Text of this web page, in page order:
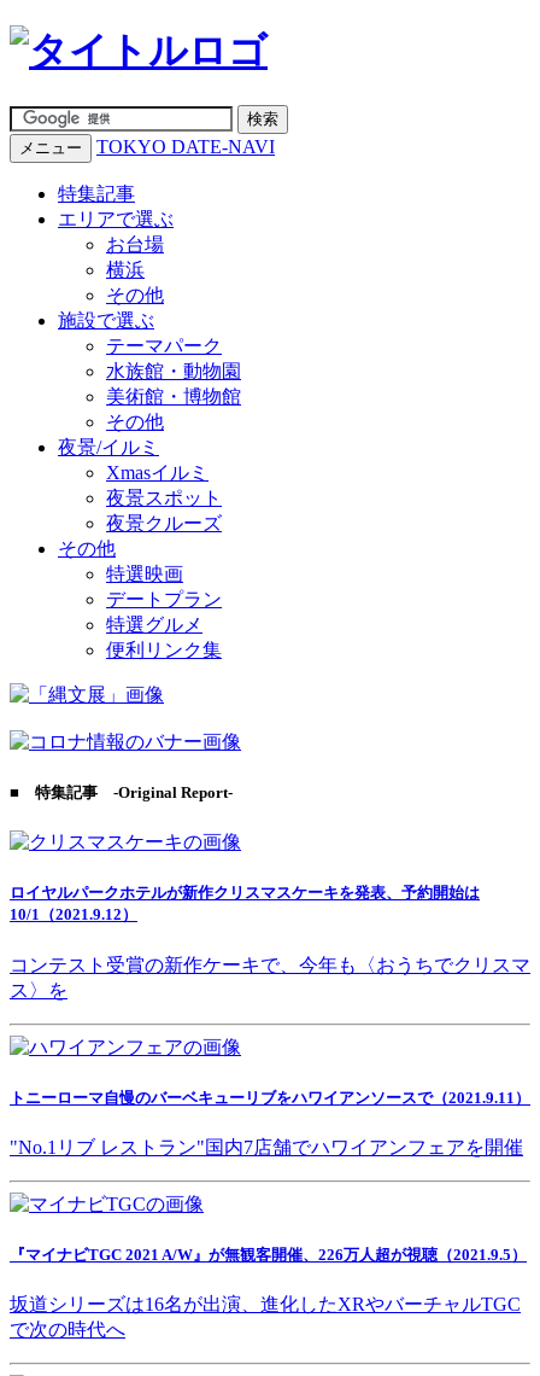
メニュー TOKYO DATE-NAVI
特集記事
エリアで選ぶ
お台場
横浜
その他
施設で選ぶ
テーマパーク
水族館・動物園
美術館・博物館
その他
夜景/イルミ
Xmasイルミ
夜景スポット
夜景クルーズ
その他
特選映画
デートプラン
特選グルメ
便利リンク集
■ 特集記事 -Original Report-
ロイヤルパークホテルが新作クリスマスケーキを発表、予約開始は
10/1（2021.9.12）
コンテスト受賞の新作ケーキで、今年も〈おうちでクリスマ
ス〉を
トニーローマ自慢のバーベキューリブをハワイアンソースで（2021.9.11）
"No.1リブ レストラン"国内7店舗でハワイアンフェアを開催
『マイナビTGC 2021 A/W』が無観客開催、226万人超が視聴（2021.9.5）
坂道シリーズは16名が出演、進化したXRやバーチャルTGC
で次の時代へ